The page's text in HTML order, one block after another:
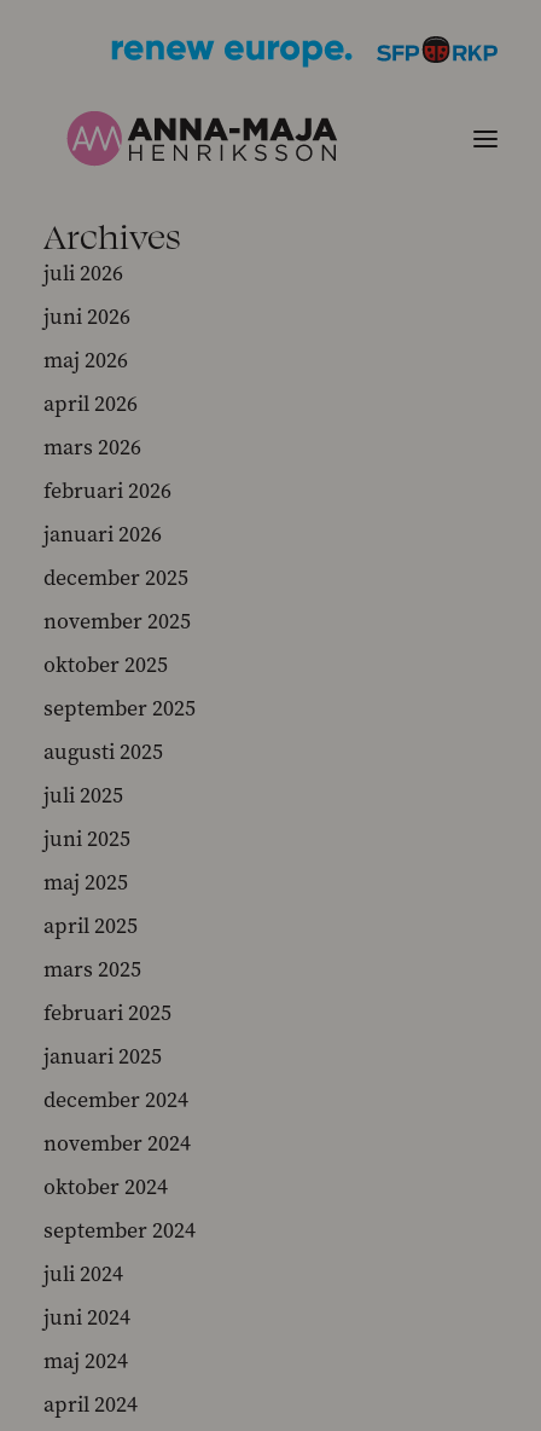
PUBLIKATIONER
HJÄRTEFRÅGOR
PERSONPORTRÄTT
KONTAKT
BILDER
SEARCH
Archives
juli 2026
juni 2026
maj 2026
april 2026
mars 2026
februari 2026
januari 2026
december 2025
november 2025
oktober 2025
september 2025
augusti 2025
juli 2025
juni 2025
maj 2025
april 2025
mars 2025
februari 2025
januari 2025
december 2024
november 2024
oktober 2024
september 2024
juli 2024
juni 2024
maj 2024
april 2024